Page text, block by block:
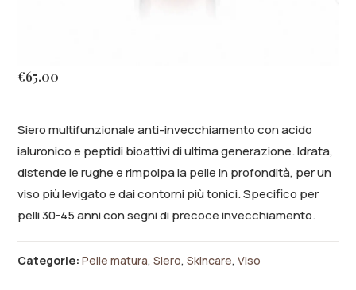
€65.00
Siero multifunzionale anti-invecchiamento con acido
ialuronico e peptidi bioattivi di ultima generazione. Idrata,
distende le rughe e rimpolpa la pelle in profondità, per un
viso più levigato e dai contorni più tonici. Specifico per
pelli 30-45 anni con segni di precoce invecchiamento.
Categorie:Pelle matura,Siero,Skincare,Viso